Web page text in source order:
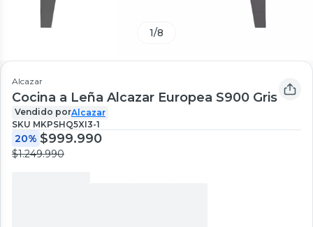
1/8
Alcazar
Cocina a Leña Alcazar Europea S900 Gris
Vendido porAlcazar
SKU MKPSHQ5XI3-1
20% $999.990
$1.249.990